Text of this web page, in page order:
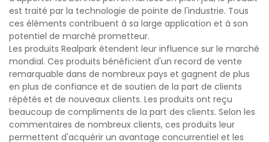
est traité par la technologie de pointe de l'industrie. Tous
ces éléments contribuent à sa large application et à son
potentiel de marché prometteur.
Les produits Realpark étendent leur influence sur le marché
mondial. Ces produits bénéficient d'un record de vente
remarquable dans de nombreux pays et gagnent de plus
en plus de confiance et de soutien de la part de clients
répétés et de nouveaux clients. Les produits ont reçu
beaucoup de compliments de la part des clients. Selon les
commentaires de nombreux clients, ces produits leur
permettent d'acquérir un avantage concurrentiel et les